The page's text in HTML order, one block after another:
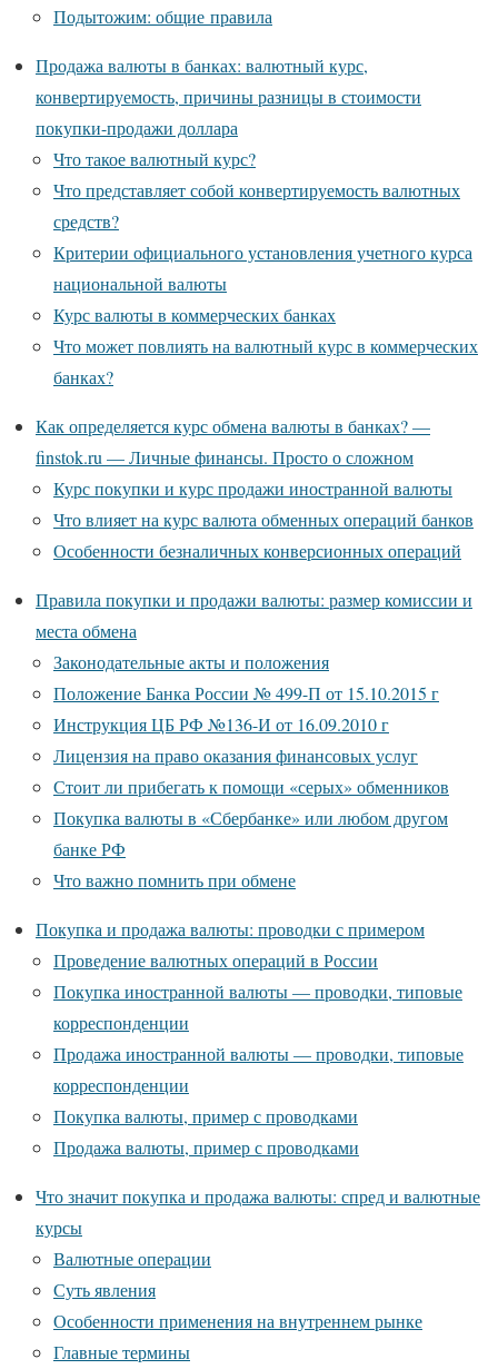
Подытожим: общие правила
Продажа валюты в банках: валютный курс,
конвертируемость, причины разницы в стоимости
покупки-продажи доллара
Что такое валютный курс?
Что представляет собой конвертируемость валютных
средств?
Критерии официального установления учетного курса
национальной валюты
Курс валюты в коммерческих банках
Что может повлиять на валютный курс в коммерческих
банках?
Как определяется курс обмена валюты в банках? —
finstok.ru — Личные финансы. Просто о сложном
Курс покупки и курс продажи иностранной валюты
Что влияет на курс валюта обменных операций банков
Особенности безналичных конверсионных операций
Правила покупки и продажи валюты: размер комиссии и
места обмена
Законодательные акты и положения
Положение Банка России № 499-П от 15.10.2015 г
Инструкция ЦБ РФ №136-И от 16.09.2010 г
Лицензия на право оказания финансовых услуг
Стоит ли прибегать к помощи «серых» обменников
Покупка валюты в «Сбербанке» или любом другом
банке РФ
Что важно помнить при обмене
Покупка и продажа валюты: проводки с примером
Проведение валютных операций в России
Покупка иностранной валюты — проводки, типовые
корреспонденции
Продажа иностранной валюты — проводки, типовые
корреспонденции
Покупка валюты, пример с проводками
Продажа валюты, пример с проводками
Что значит покупка и продажа валюты: спред и валютные
курсы
Валютные операции
Суть явления
Особенности применения на внутреннем рынке
Главные термины